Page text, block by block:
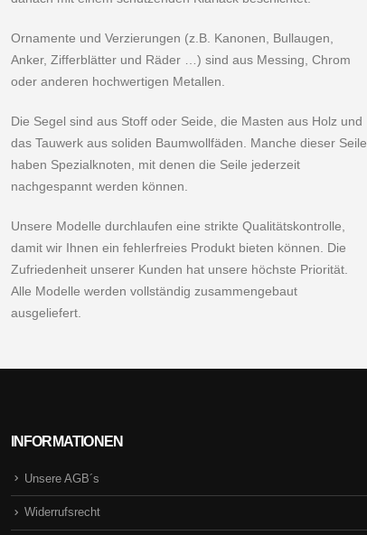
Ornamente und Verzierungen (z.B. Kanonen, Bullaugen,
Anker, Zifferblätter und Räder …) sind aus Messing, Chrom
oder anderen hochwertigen Metallen.
Die Segel sind aus Stoff oder Seide, die Masten aus Holz und
das Tauwerk aus soliden Baumwollfäden. Manche dieser Seile
haben Spezialknoten, mit denen die Seile jederzeit
nachgespannt werden können.
Unsere Modelle durchlaufen eine strikte Qualitätskontrolle,
damit wir Ihnen ein fehlerfreies Produkt bieten können. Die
Zufriedenheit unserer Kunden hat unsere höchste Priorität.
Alle Modelle werden vollständig zusammengebaut
ausgeliefert.
INFORMATIONEN
Unsere AGB´s
Widerrufsrecht